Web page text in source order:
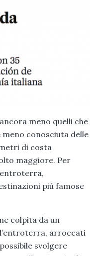
meno quelli che
conosciuta delle
di costa
maggiore. Per
più famose
colpita da un
arroccati
svolgere